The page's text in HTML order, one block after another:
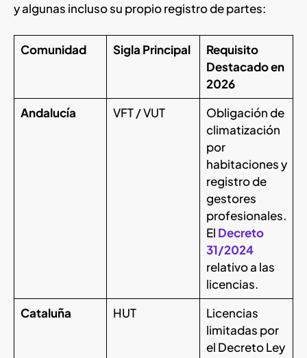
y algunas incluso su propio registro de partes:
Comunidad Sigla Principal
Requisito
Destacado en
2026
Andalucía
VFT / VUT
Obligación de
climatización
por
habitaciones y
registro de
gestores
profesionales.
El Decreto
31/2024
relativo a las
licencias.
Cataluña
HUT
Licencias
limitadas por
el Decreto Ley